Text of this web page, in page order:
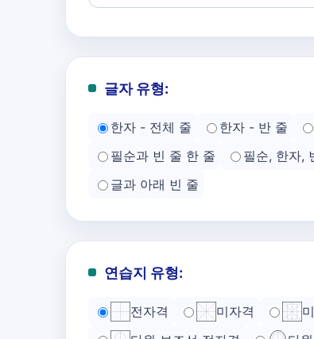
글자 유형:
한자 - 전체 줄 한자 - 반 줄
필순과 빈 줄 한 줄
필순, 한자,
글과 아래 빈 줄
연습지 유형:
전자격 미자격